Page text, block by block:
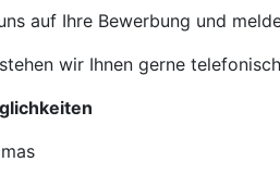
auf Ihre Bewerbung und
wir Ihnen gerne